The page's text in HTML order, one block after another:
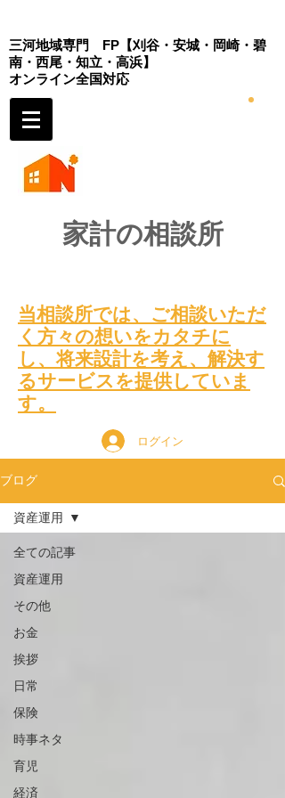
三河地域専門 FP 【刈谷・安城・岡崎・ 碧
南・西尾・知立・高浜】
​オンライン全国対応
家計の相談所
当相談所では、 ご相談いただ
く方々の想いをカタチに
し、将来設計を考え 、解決す
るサービスを提供していま
す。
ログイン
ブログ
全ての記事
資産運用
その他
お金
挨拶
日常
保険
時事ネタ
育児
経済
資産運用